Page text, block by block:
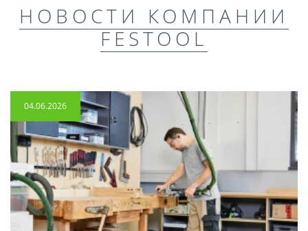
НОВОСТИ КОМПАНИИ
FESTOOL
04.06.2026